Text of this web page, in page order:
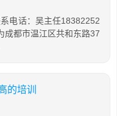
电话：吴主任18382252
成都市温江区共和东路37
的培训